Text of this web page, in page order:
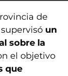
de
supervisó un
sobre la
el objetivo
que